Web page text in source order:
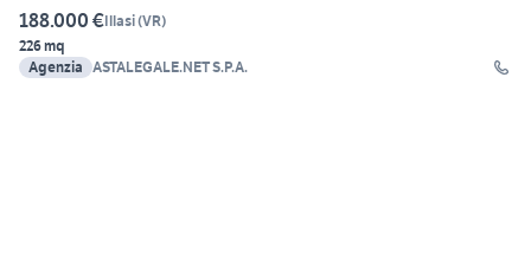
188.000 €Illasi(VR)
226 mq
Agenzia ASTALEGALE.NET S.P.A.